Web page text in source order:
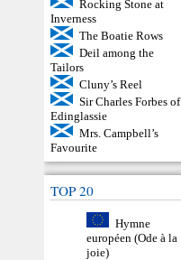
Rocking Stone at
Inverness
The Boatie Rows
Deil among the
Tailors
Cluny’s Reel
Sir Charles Forbes of
Edinglassie
Mrs. Campbell’s
Favourite
TOP 20
Hymne
européen (Ode à la
joie)